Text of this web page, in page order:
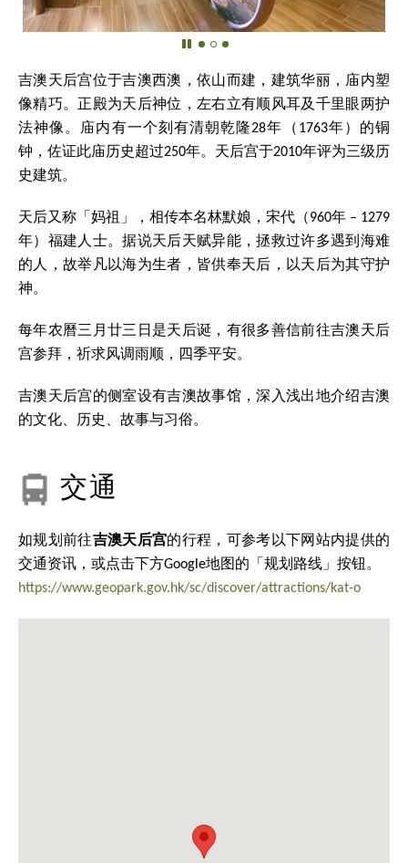
吉澳天后宫位于吉澳西澳，依山而建，建筑华丽，庙内塑
像精巧。正殿为天后神位，左右立有顺风耳及千里眼两护
法神像。庙内有一个刻有清朝乾隆28年（1763年）的铜
钟，佐证此庙历史超过250年。天后宫于2010年评为三级历
史建筑。
天后又称「妈祖」，相传本名林默娘，宋代（960年 – 1279
年）福建人士。据说天后天赋异能，拯救过许多遇到海难
的人，故举凡以海为生者，皆供奉天后，以天后为其守护
神。
每年农曆三月廿三日是天后诞，有很多善信前往吉澳天后
宫参拜，祈求风调雨顺，四季平安。
吉澳天后宫的侧室设有吉澳故事馆，深入浅出地介绍吉澳
的文化、历史、故事与习俗。
交通
如规划前往吉澳天后宫的行程，可参考以下网站内提供的
交通资讯，或点击下方Google地图的「规划路线」按钮。
https://www.geopark.gov.hk/sc/discover/attractions/kat-o